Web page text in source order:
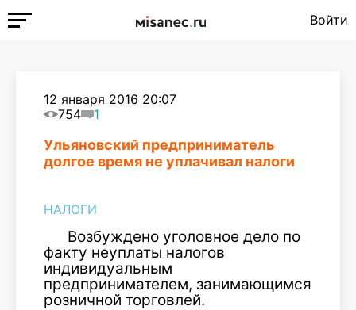
Войти
12 января 2016 20:07
754
1
Ульяновский предприниматель
долгое время не уплачивал налоги
НАЛОГИ
Возбуждено уголовное дело по
факту неуплаты налогов
индивидуальным
предпринимателем, занимающимся
розничной торговлей.